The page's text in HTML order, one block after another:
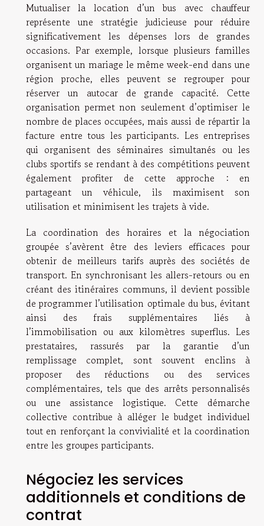
Mutualiser la location d’un bus avec chauffeur
représente une stratégie judicieuse pour réduire
significativement les dépenses lors de grandes
occasions. Par exemple, lorsque plusieurs familles
organisent un mariage le même week-end dans une
région proche, elles peuvent se regrouper pour
réserver un autocar de grande capacité. Cette
organisation permet non seulement d’optimiser le
nombre de places occupées, mais aussi de répartir la
facture entre tous les participants. Les entreprises
qui organisent des séminaires simultanés ou les
clubs sportifs se rendant à des compétitions peuvent
également profiter de cette approche : en
partageant un véhicule, ils maximisent son
utilisation et minimisent les trajets à vide.
La coordination des horaires et la négociation
groupée s’avèrent être des leviers efficaces pour
obtenir de meilleurs tarifs auprès des sociétés de
transport. En synchronisant les allers-retours ou en
créant des itinéraires communs, il devient possible
de programmer l’utilisation optimale du bus, évitant
ainsi des frais supplémentaires liés à
l’immobilisation ou aux kilomètres superflus. Les
prestataires, rassurés par la garantie d’un
remplissage complet, sont souvent enclins à
proposer des réductions ou des services
complémentaires, tels que des arrêts personnalisés
ou une assistance logistique. Cette démarche
collective contribue à alléger le budget individuel
tout en renforçant la convivialité et la coordination
entre les groupes participants.
Négociez les services
additionnels et conditions de
contrat